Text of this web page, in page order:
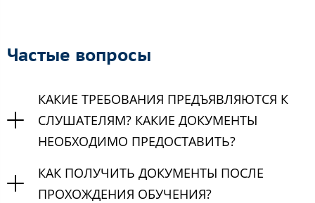
Частые вопросы
КАКИЕ ТРЕБОВАНИЯ ПРЕДЪЯВЛЯЮТСЯ К
СЛУШАТЕЛЯМ? КАКИЕ ДОКУМЕНТЫ
НЕОБХОДИМО ПРЕДОСТАВИТЬ?
КАК ПОЛУЧИТЬ ДОКУМЕНТЫ ПОСЛЕ
ПРОХОЖДЕНИЯ ОБУЧЕНИЯ?